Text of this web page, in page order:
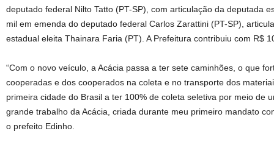
deputado federal Nilto Tatto (PT-SP), com articulação da deputada
mil em emenda do deputado federal Carlos Zarattini (PT-SP),
estadual eleita Thainara Faria (PT). A Prefeitura contribuiu com R$
“Com o novo veículo, a Acácia passa a ter sete caminhões, o que
cooperadas e dos cooperados na coleta e no transporte dos
primeira cidade do Brasil a ter 100% de coleta seletiva por meio de
grande trabalho da Acácia, criada durante meu primeiro mandato
o prefeito Edinho.